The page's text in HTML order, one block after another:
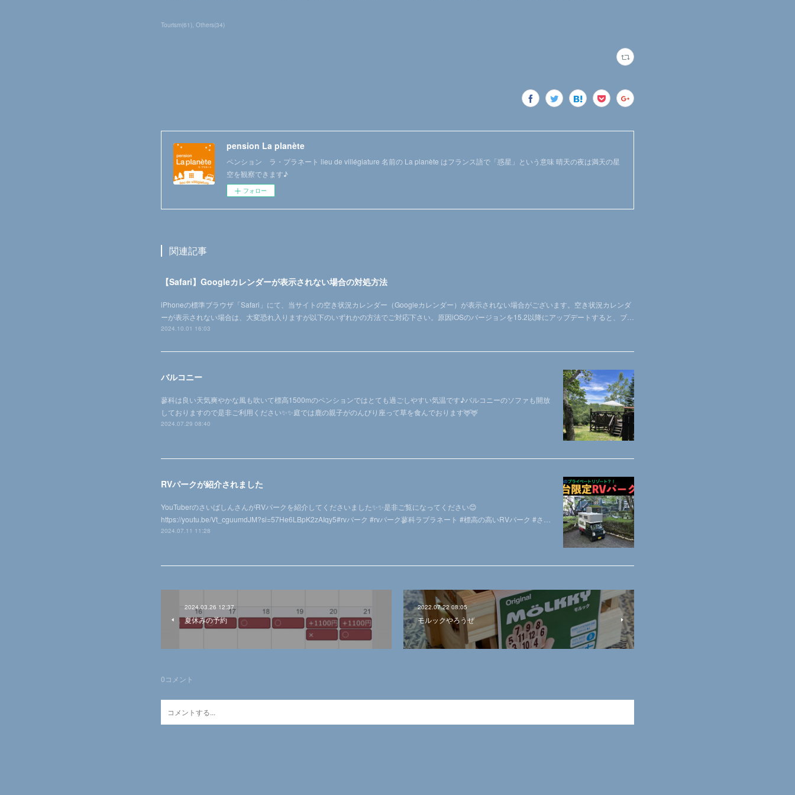
Tourism(61) Others(34)
pension La planète
ペンション ラ・プラネート lieu de villégiature 名前の La planète はフランス語で「惑星」という意味 晴天の夜は満天の星
空を観察できます♪
フォロー
関連記事
【Safari】Googleカレンダーが表示されない場合の対処方法
iPhoneの標準ブラウザ「Safari」にて、当サイトの空き状況カレンダー（Googleカレンダー）が表示されない場合がございます。空き状況カレンダ
ーが表示されない場合は、大変恐れ入りますが以下のいずれかの方法でご対応下さい。原因iOSのバージョンを15.2以降にアップデートすると、ブ…
2024.10.01 16:03
バルコニー
蓼科は良い天気爽やかな風も吹いて標高1500mのペンションではとても過ごしやすい気温です♪バルコニーのソファも開放
しておりますので是非ご利用ください✨✨庭では鹿の親子がのんびり座って草を食んでおります🦌🦌
2024.07.29 08:40
RVパークが紹介されました
YouTuberのさいばしんさんがRVパークを紹介してくださいました✨✨是非ご覧になってください😊
https://youtu.be/Vt_cguumdJM?si=57He6LBpK2zAIqy5#rvパーク #rvパーク蓼科ラプラネート #標高の高いRVパーク #さ…
2024.07.11 11:28
2024.03.26 12:37
夏休みの予約
2022.07.22 08:05
モルックやろうぜ
0コメント